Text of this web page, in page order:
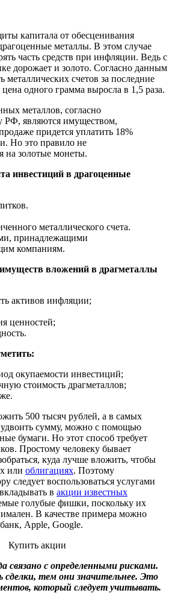
капитала от обесценивания
металлы. В этом случае
часть средств при инфляции. Ведь с
дорожает и золото. Согласно данным
металлических счетов за последние
одного грамма выросла в 1,5 раза.
металлов, согласно
РФ, являются имуществом,
придется уплатить 18%
Но это правило не
на золотые монеты.
инвестиций в драгоценные
металлического счета.
принадлежащими
компаниям.
вложений в драгметаллы
активов инфляции;
ценностей;
окупаемости инвестиций;
стоимость драгметаллов;
500 тысяч рублей, а в самых
удвоить сумму, можно с помощью
бумаги. Но этот способ требует
Простому человеку бывает
куда лучше вложить, чтобы
или облигациях. Поэтому
следует воспользоваться услугами
в акции известных
голубые фишки, поскольку их
В качестве примера можно
Apple, Google.
Купить акции
связано с определенными рисками.
тем они значительнее. Это
который следует учитывать.